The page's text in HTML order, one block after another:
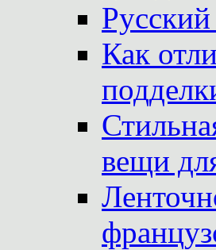
Как
вещи